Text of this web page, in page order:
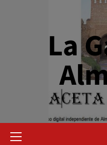
La
primario